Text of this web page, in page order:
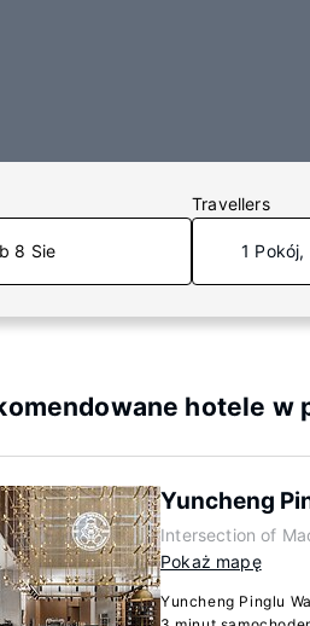
8 Sie
Travellers
1
hotele w
Yuncheng
Intersection of
Pokaż mapę
Yuncheng Pinglu